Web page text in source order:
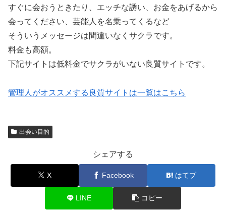
すぐに会おうときたり、エッチな誘い、お金をあげるから
会ってください、芸能人を名乗ってくるなど
そういうメッセージは間違いなくサクラです。
料金も高額。
下記サイトは低料金でサクラがいない良質サイトです。
管理人がオススメする良質サイトは一覧はこちら
出会い目的
シェアする
X Facebook はてブ
LINE コピー